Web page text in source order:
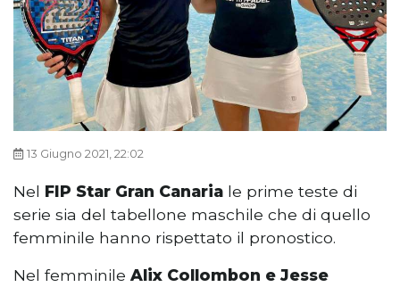
13 Giugno 2021, 22:02
Nel FIP Star Gran Canaria le prime teste di
serie sia del tabellone maschile che di quello
femminile hanno rispettato il pronostico.
Nel femminile Alix Collombon e Jesse